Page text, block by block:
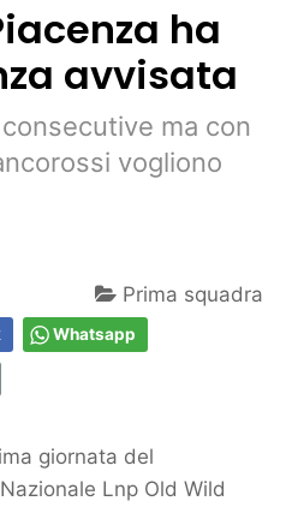
ha
avvisata
ma con
vogliono
Prima squadra
Whatsapp
giornata del
Lnp Old Wild